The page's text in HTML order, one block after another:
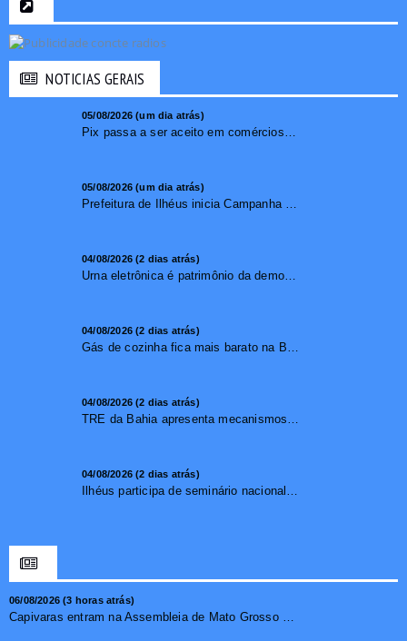
NOTICIAS GERAIS
05/08/2026 (um dia atrás)
Pix passa a ser aceito em comércios de oito países e amplia opções de pagamento para brasileiros no exterior
05/08/2026 (um dia atrás)
Prefeitura de Ilhéus inicia Campanha de Multivacinação 2026
04/08/2026 (2 dias atrás)
Urna eletrônica é patrimônio da democracia, diz presidente do TSE
04/08/2026 (2 dias atrás)
Gás de cozinha fica mais barato na Bahia após redução de 7,1%
04/08/2026 (2 dias atrás)
TRE da Bahia apresenta mecanismos de segurança das urnas e nova ordem de votação para eleições
04/08/2026 (2 dias atrás)
Ilhéus participa de seminário nacional sobre turismo sustentável e captação de investimentos
06/08/2026 (3 horas atrás)
Capivaras entram na Assembleia de Mato Grosso e surpreendem...